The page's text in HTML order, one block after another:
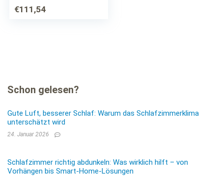
100% Baumwolle, (1
St.), kontrollierte
€111,54
Schon gelesen?
Gute Luft, besserer Schlaf: Warum das Schlafzimmerklima
unterschätzt wird
24. Januar 2026
Schlafzimmer richtig abdunkeln: Was wirklich hilft – von
Vorhängen bis Smart-Home-Lösungen